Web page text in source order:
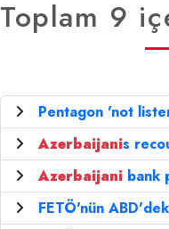
Toplam 9
Pentagon 'not
Azerbaijanis
Azerbaijani bank
FETÖ'nün